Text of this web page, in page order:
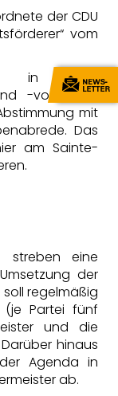
der CDU
vom
in den
-vorstände
mit
Das
am Sainte-
streben eine
der
regelmäßig
(je Partei fünf
und die
hinaus
Agenda in
ab.